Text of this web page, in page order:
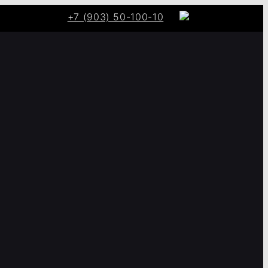
+7 (903) 50-100-10